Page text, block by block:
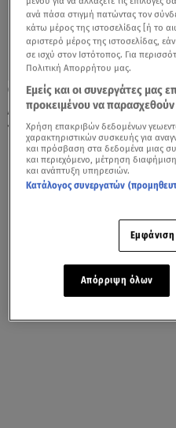
20.10.21, 12:37
Αποκάλυψη: Η Skoda
την «μαμά» VW
ανά πάσα στιγμή πατώντας τον
κάτω μέρος της ιστοσελίδας [ή το
αριστερό μέρος της ιστοσελίδας,
σε ισχύ στον Ιστότοπος. Για
Πολιτική Απορρήτου μας.
Εμείς και οι συνεργάτες μας
προκειμένου να παρασχεθούν
Χρήση επακριβών δεδομένων
χαρακτηριστικών συσκευής για
και πρόσβαση στα δεδομένα μιας
και περιεχόμενο, μέτρηση
και ανάπτυξη υπηρεσιών.
Κατάλογος συνεργατών
Απόρριψη όλων